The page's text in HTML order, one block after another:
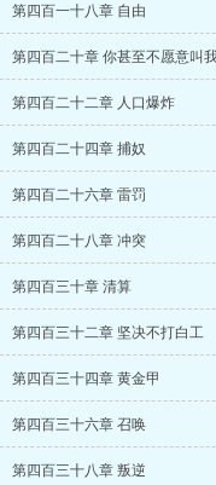
第四百一十八章 自由
第四百二十章 你甚至不愿意叫
第四百二十二章 人口爆炸
第四百二十四章 捕奴
第四百二十六章 雷罚
第四百二十八章 冲突
第四百三十章 清算
第四百三十二章 坚决不打白工
第四百三十四章 黄金甲
第四百三十六章 召唤
第四百三十八章 叛逆